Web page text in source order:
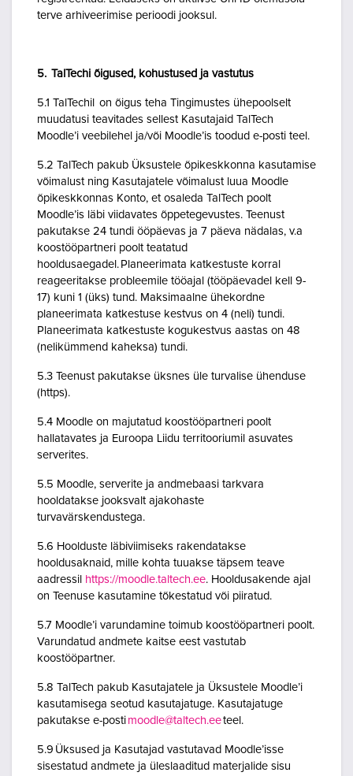
terve arhiveerimise perioodi jooksul.
5. TalTechi õigused, kohustused ja vastutus
5.1 TalTechil on õigus teha Tingimustes ühepoolselt
muudatusi teavitades sellest Kasutajaid TalTech
Moodle’i veebilehel ja/või Moodle’is toodud e-posti teel.
5.2 TalTech pakub Üksustele õpikeskkonna kasutamise
võimalust ning Kasutajatele võimalust luua Moodle
õpikeskkonnas Konto, et osaleda TalTech poolt
Moodle’is läbi viidavates õppetegevustes. Teenust
pakutakse 24 tundi ööpäevas ja 7 päeva nädalas, v.a
koostööpartneri poolt teatatud
hooldusaegadel. Planeerimata katkestuste korral
reageeritakse probleemile tööajal (tööpäevadel kell 9-
17) kuni 1 (üks) tund. Maksimaalne ühekordne
planeerimata katkestuse kestvus on 4 (neli) tundi.
Planeerimata katkestuste kogukestvus aastas on 48
(nelikümmend kaheksa) tundi.
5.3 Teenust pakutakse üksnes üle turvalise ühenduse
(https).
5.4 Moodle on majutatud koostööpartneri poolt
hallatavates ja Euroopa Liidu territooriumil asuvates
serverites.
5.5 Moodle, serverite ja andmebaasi tarkvara
hooldatakse jooksvalt ajakohaste
turvavärskendustega.
5.6 Hoolduste läbiviimiseks rakendatakse
hooldusaknaid, mille kohta tuuakse täpsem teave
aadressil https://moodle.taltech.ee. Hooldusakende ajal
on Teenuse kasutamine tõkestatud või piiratud.
5.7 Moodle’i varundamine toimub koostööpartneri poolt.
Varundatud andmete kaitse eest vastutab
koostööpartner.
5.8 TalTech pakub Kasutajatele ja Üksustele Moodle’i
kasutamisega seotud kasutajatuge. Kasutajatuge
pakutakse e-posti moodle@taltech.eeteel.
5.9 Üksused ja Kasutajad vastutavad Moodle’isse
sisestatud andmete ja üleslaaditud materjalide sisu